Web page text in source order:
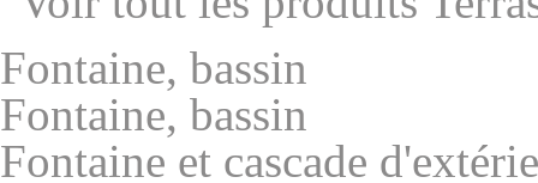
Fontaine, bassin
Fontaine, bassin
Fontaine et cascade